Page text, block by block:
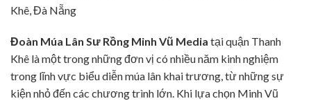
Khê, Đà Nẵng
Đoàn Múa Lân Sư Rồng Minh Vũ Media tại quận Thanh
Khê là một trong những đơn vị có nhiều năm kinh nghiệm
trong lĩnh vực biểu diễn múa lân khai trương, từ những sự
kiện nhỏ đến các chương trình lớn. Khi lựa chọn Minh Vũ